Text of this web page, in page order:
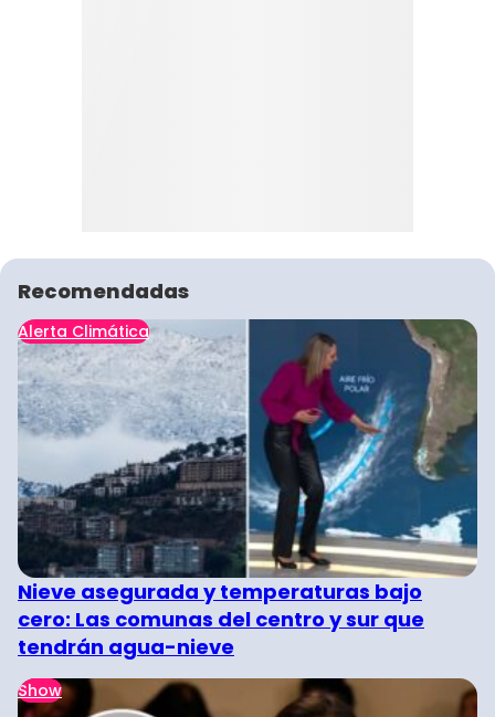
Recomendadas
Alerta Climática
Nieve asegurada y temperaturas bajo
cero: Las comunas del centro y sur que
tendrán agua-nieve
Show